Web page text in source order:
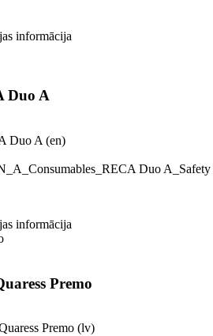
informācija
Duo A
Duo A (en)
Duo
informācija
Premo
Premo (lv)